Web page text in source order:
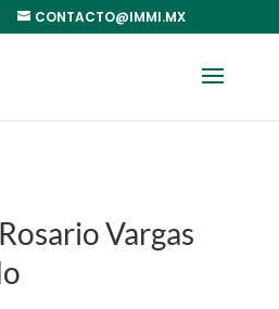
CONTACTO@IMMI.MX
Vargas